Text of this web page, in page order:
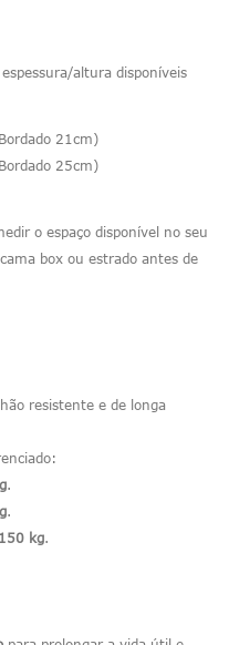
altura disponíveis
21cm)
25cm)
o espaço disponível no seu
box ou estrado antes de
resistente e de longa
.
.
150 kg.